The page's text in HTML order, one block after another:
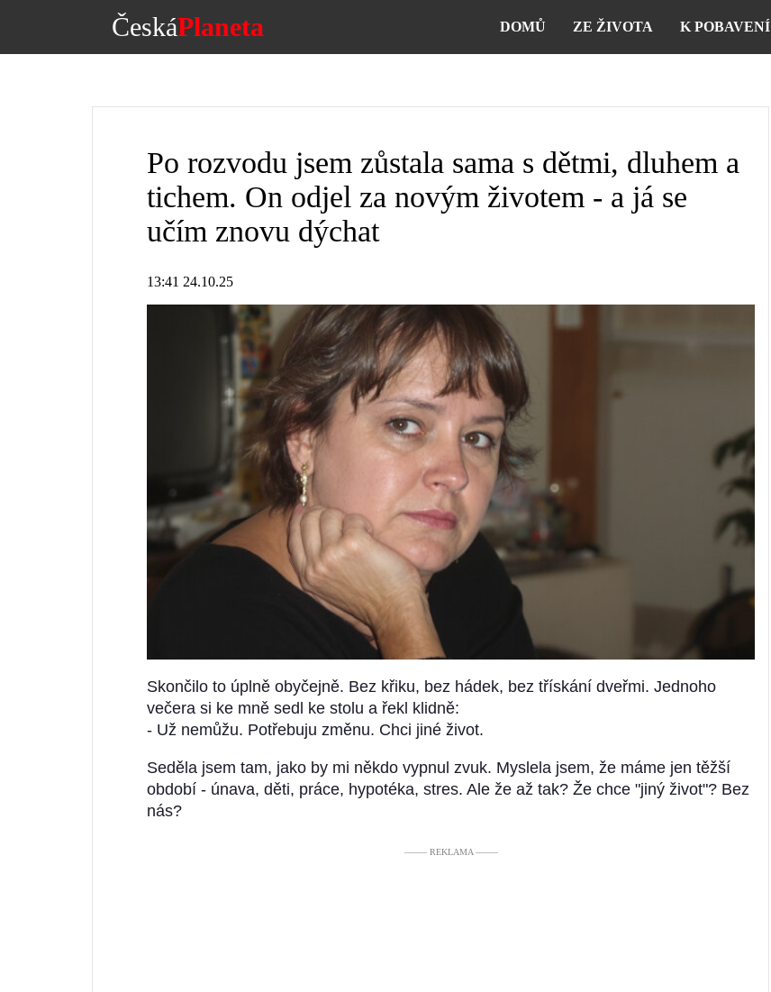
ČeskáPlaneta DOMŮ ZE ŽIVOTA K POBAVENÍ
Po rozvodu jsem zůstala sama s dětmi, dluhem a
tichem. On odjel za novým životem - a já se
učím znovu dýchat
13:41 24.10.25
Skončilo to úplně obyčejně. Bez křiku, bez hádek, bez třískání dveřmi. Jednoho
večera si ke mně sedl ke stolu a řekl klidně:
- Už nemůžu. Potřebuju změnu. Chci jiné život.
Seděla jsem tam, jako by mi někdo vypnul zvuk. Myslela jsem, že máme jen těžší
období - únava, děti, práce, hypotéka, stres. Ale že až tak? Že chce "jiný život"? Bez
nás?
––––– REKLAMA –––––